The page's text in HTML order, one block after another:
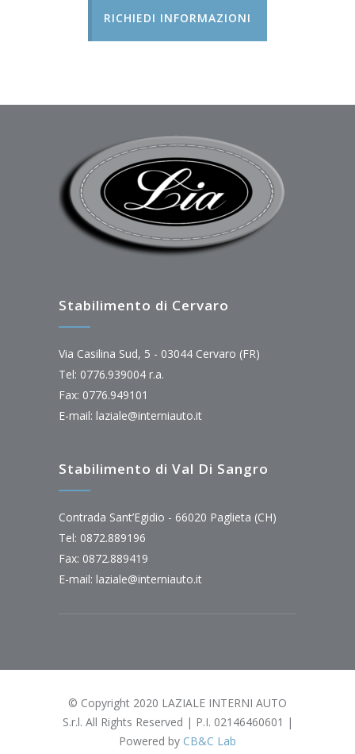
RICHIEDI INFORMAZIONI
Stabilimento di Cervaro
Via Casilina Sud, 5 - 03044 Cervaro (FR)
Tel: 0776.939004 r.a.
Fax: 0776.949101
E-mail: laziale@interniauto.it
Stabilimento di Val Di Sangro
Contrada Sant’Egidio - 66020 Paglieta (CH)
Tel: 0872.889196
Fax: 0872.889419
E-mail: laziale@interniauto.it
© Copyright 2020 LAZIALE INTERNI AUTO
S.r.l. All Rights Reserved | P.I. 02146460601 |
Powered by CB&C Lab